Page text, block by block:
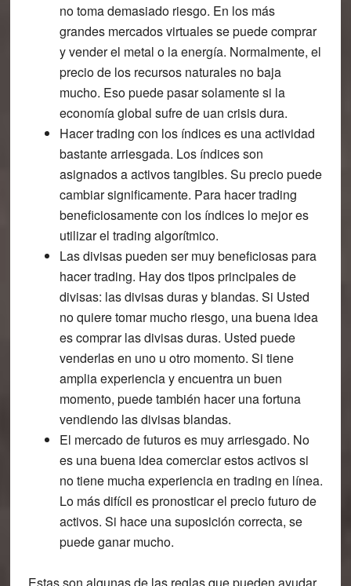
no toma demasiado riesgo. En los más
grandes mercados virtuales se puede comprar
y vender el metal o la energía. Normalmente, el
precio de los recursos naturales no baja
mucho. Eso puede pasar solamente si la
economía global sufre de uan crisis dura.
Hacer trading con los índices es una actividad
bastante arriesgada. Los índices son
asignados a activos tangibles. Su precio puede
cambiar significamente. Para hacer trading
beneficiosamente con los índices lo mejor es
utilizar el trading algorítmico.
Las divisas pueden ser muy beneficiosas para
hacer trading. Hay dos tipos principales de
divisas: las divisas duras y blandas. Si Usted
no quiere tomar mucho riesgo, una buena idea
es comprar las divisas duras. Usted puede
venderlas en uno u otro momento. Si tiene
amplia experiencia y encuentra un buen
momento, puede también hacer una fortuna
vendiendo las divisas blandas.
El mercado de futuros es muy arriesgado. No
es una buena idea comerciar estos activos si
no tiene mucha experiencia en trading en línea.
Lo más difícil es pronosticar el precio futuro de
activos. Si hace una suposición correcta, se
puede ganar mucho.
Estas son algunas de las reglas que pueden ayudar